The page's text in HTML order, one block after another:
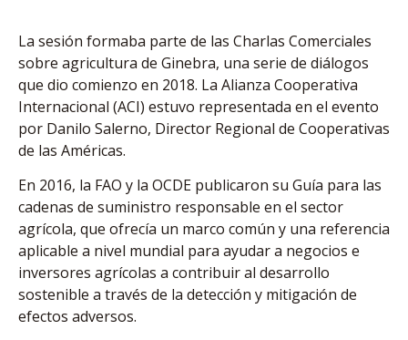
La sesión formaba parte de las Charlas Comerciales
sobre agricultura de Ginebra, una serie de diálogos
que dio comienzo en 2018. La Alianza Cooperativa
Internacional (ACI) estuvo representada en el evento
por Danilo Salerno, Director Regional de Cooperativas
de las Américas.
En 2016, la FAO y la OCDE publicaron su Guía para las
cadenas de suministro responsable en el sector
agrícola, que ofrecía un marco común y una referencia
aplicable a nivel mundial para ayudar a negocios e
inversores agrícolas a contribuir al desarrollo
sostenible a través de la detección y mitigación de
efectos adversos.